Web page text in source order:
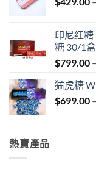
印尼红糖
糖 30/1
$799.00 –
猛虎糖
$699.00 –
熱賣產品